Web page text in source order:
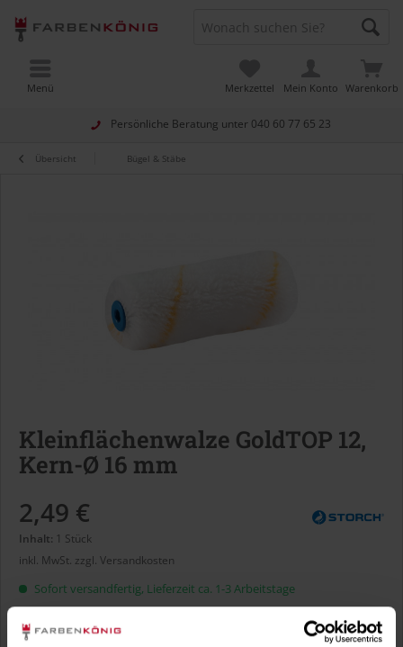
Persönliche Beratung unter 040 60 77 65 23
Warenkorb
Merkzettel Mein Konto
Menü
Übersicht Bügel & Stäbe
Kleinflächenwalze GoldTOP 12,
Kern-Ø 16 mm
2,49 €
Inhalt: 1 Stück
inkl. MwSt. zzgl. Versandkosten
Sofort versandfertig, Lieferzeit ca. 1-3 Arbeitstage
Walzenbreite: